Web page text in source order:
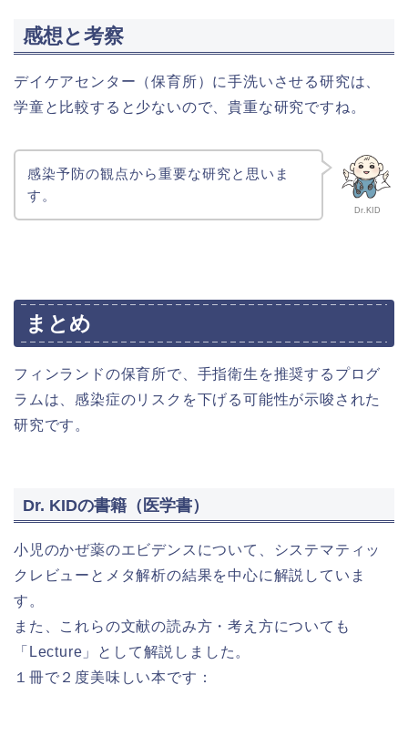
感想と考察
デイケアセンター（保育所）に手洗いさせる研究は、
学童と比較すると少ないので、貴重な研究ですね。
Dr.KID
感染予防の観点から重要な研究と思いま
す。
まとめ
フィンランドの保育所で、手指衛生を推奨するプログ
ラムは、感染症のリスクを下げる可能性が示唆された
研究です。
Dr. KIDの書籍（医学書）
小児のかぜ薬のエビデンスについて、システマティッ
クレビューとメタ解析の結果を中心に解説していま
す。
また、これらの文献の読み方・考え方についても
「Lecture」として解説しました。
１冊で２度美味しい本です：